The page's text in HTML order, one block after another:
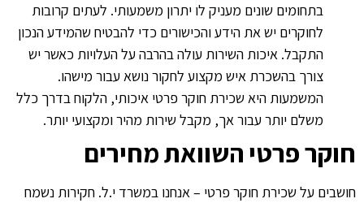
בתחומים שונים מעניק לו יתרון משמעותי. לעתים קרובות
לחוקרים יש את הידע והכישורים כדי להבטיח שהמידע הנכון
התקבל. איכות השירות עולה בהרבה על העלויות כאשר יש
צורך בהשכרת איש מקצוע לחקור נושא עבור מישהו.
המשמעות היא שכירת חוקר פרטי איכותי, הלקוח בדרך כלל
משלם יותר עבור אך, מקבל שירות מהיר ומקצועי יותר.
חוקר פרטי השוואת מחירים
חושבים על שכירת חוקר פרטי – אנחנו במשרד י.ל. חקירות נשמח